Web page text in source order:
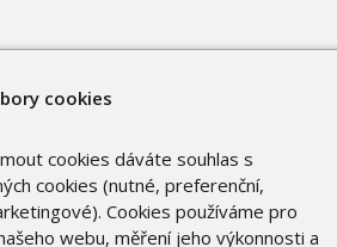
cookies
cookies dáváte souhlas s
cookies (nutné, preferenční,
Cookies používáme pro
webu, měření jeho výkonnosti a